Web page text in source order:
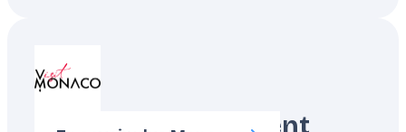
Monaco Government